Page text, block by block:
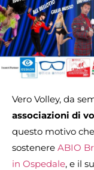
Vero Volley, da
associazioni di
questo motivo
sostenere ABIO
in Ospedale, e il